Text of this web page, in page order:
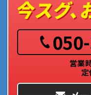
営業